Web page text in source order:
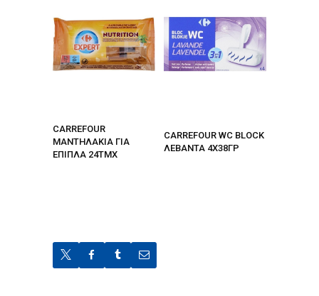
CARREFOUR
ΜΑΝΤΗΛΑΚΙΑ ΓΙΑ
ΕΠΙΠΛΑ 24ΤΜΧ
CARREFOUR WC BLOCK
ΛΕΒΑΝΤΑ 4Χ38ΓΡ